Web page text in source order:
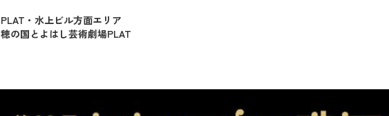
PLAT・水上ビル方面エリア
穂の国とよはし芸術劇場PLAT